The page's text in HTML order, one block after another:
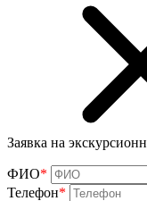
Заявка на
ФИО*
Телефон*